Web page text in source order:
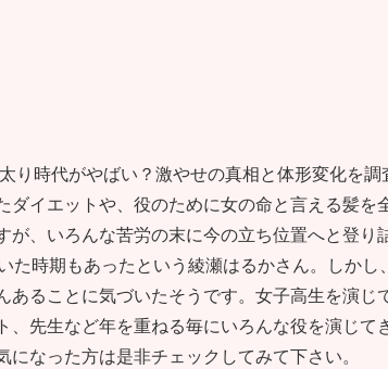
り時代がやばい？激やせの真相と体形変化を
ダイエットや、役のために女の命と言える髪を
が、いろんな苦労の末に今の立ち位置へと登り
た時期もあったという綾瀬はるかさん。しか
あることに気づいたそうです。女子高生を演じ
、先生など年を重ねる毎にいろんな役を演じて
になった方は是非チェックしてみて下さい。